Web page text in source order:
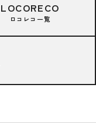
LOCORECO
ロコレコ一覧